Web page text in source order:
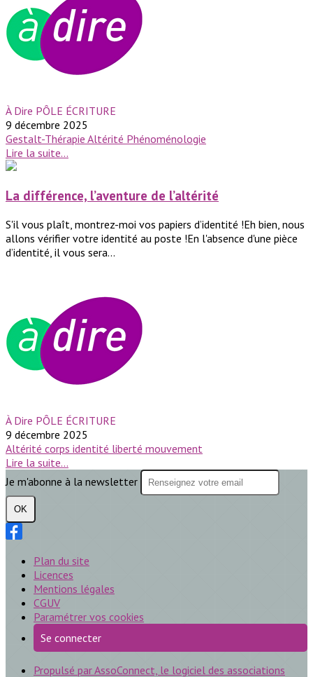
À Dire PÔLE ÉCRITURE
9 décembre 2025
Gestalt-Thérapie Altérité Phénoménologie
Lire la suite...
La différence, l’aventure de l’altérité
S'il vous plaît, montrez-moi vos papiers d’identité !Eh bien, nous
allons vérifier votre identité au poste !En l'absence d'une pièce
d’identité, il vous sera...
À Dire PÔLE ÉCRITURE
9 décembre 2025
Altérité corps identité liberté mouvement
Lire la suite...
Je m'abonne à la newsletter
OK
Plan du site
Licences
Mentions légales
CGUV
Paramétrer vos cookies
Se connecter
Propulsé par AssoConnect, le logiciel des associations